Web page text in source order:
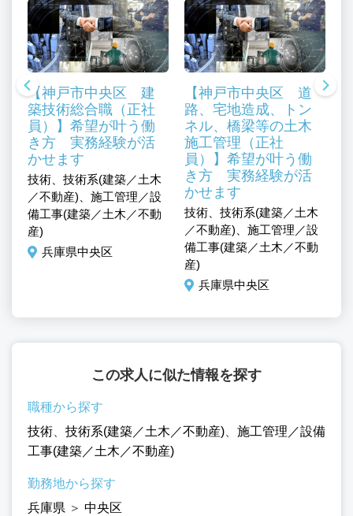
【神戸市中央区 建
築技術総合職（正社
員）】希望が叶う働
き方 実務経験が活
かせます
技術、技術系(建築／土木
／不動産)、施工管理／設
備工事(建築／土木／不動
産)
兵庫県中央区
【神戸市中央区 道
路、宅地造成、トン
ネル、橋梁等の土木
施工管理（正社
員）】希望が叶う働
き方 実務経験が活
かせます
技術、技術系(建築／土木
／不動産)、施工管理／設
備工事(建築／土木／不動
産)
兵庫県中央区
この求人に似た情報を探す
職種から探す
技術
技術系(建築／土木／不動産)
施工管理／設備
工事(建築／土木／不動産)
勤務地から探す
兵庫県 ＞ 中央区